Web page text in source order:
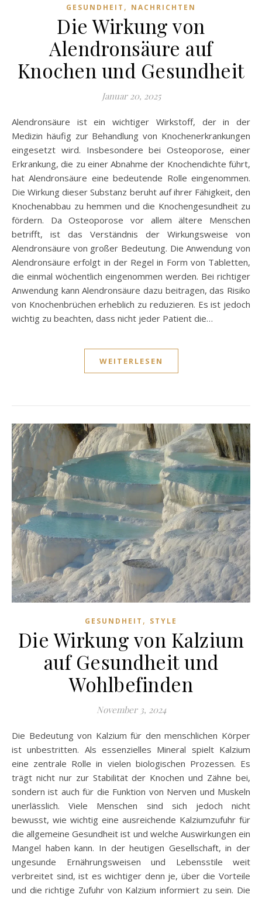
GESUNDHEIT , NACHRICHTEN
Die Wirkung von
Alendronsäure auf
Knochen und Gesundheit
Januar 20, 2025
Alendronsäure ist ein wichtiger Wirkstoff, der in der
Medizin häufig zur Behandlung von Knochenerkrankungen
eingesetzt wird. Insbesondere bei Osteoporose, einer
Erkrankung, die zu einer Abnahme der Knochendichte führt,
hat Alendronsäure eine bedeutende Rolle eingenommen.
Die Wirkung dieser Substanz beruht auf ihrer Fähigkeit, den
Knochenabbau zu hemmen und die Knochengesundheit zu
fördern. Da Osteoporose vor allem ältere Menschen
betrifft, ist das Verständnis der Wirkungsweise von
Alendronsäure von großer Bedeutung. Die Anwendung von
Alendronsäure erfolgt in der Regel in Form von Tabletten,
die einmal wöchentlich eingenommen werden. Bei richtiger
Anwendung kann Alendronsäure dazu beitragen, das Risiko
von Knochenbrüchen erheblich zu reduzieren. Es ist jedoch
wichtig zu beachten, dass nicht jeder Patient die…
WEITERLESEN
GESUNDHEIT , STYLE
Die Wirkung von Kalzium
auf Gesundheit und
Wohlbefinden
November 3, 2024
Die Bedeutung von Kalzium für den menschlichen Körper
ist unbestritten. Als essenzielles Mineral spielt Kalzium
eine zentrale Rolle in vielen biologischen Prozessen. Es
trägt nicht nur zur Stabilität der Knochen und Zähne bei,
sondern ist auch für die Funktion von Nerven und Muskeln
unerlässlich. Viele Menschen sind sich jedoch nicht
bewusst, wie wichtig eine ausreichende Kalziumzufuhr für
die allgemeine Gesundheit ist und welche Auswirkungen ein
Mangel haben kann. In der heutigen Gesellschaft, in der
ungesunde Ernährungsweisen und Lebensstile weit
verbreitet sind, ist es wichtiger denn je, über die Vorteile
und die richtige Zufuhr von Kalzium informiert zu sein. Die